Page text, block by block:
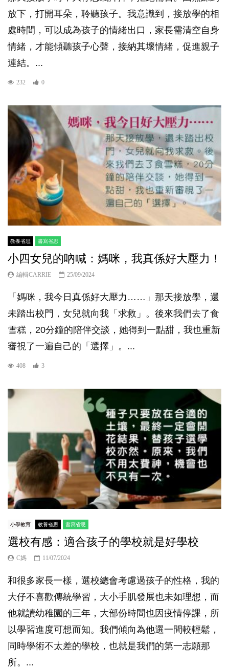
放下，打開耳朵，聆聽孩子。我意識到，接放學的相
處時間，可以成為孩子的情緒出口，家長需清空自身
情緒，才能傾聽孩子心聲，接納其壞情緒，促進親子
連結。...
232 0
教養省思 書寫省思
小四女兒的吶喊：媽咪，我真係好大壓力！
編輯CARRIE 25/09/2024
「媽咪，我今日真係好大壓力……」那天接放學，還
未踏出校門，女兒就向我「求救」。後來我們去了食
雪糕，20分鐘的陪伴交談，她得到一點甜，我也重新
審視了一遍自己的「選擇」。...
408 3
小學教育 教養省思 書寫省思
選校有感：適合孩子的學校就是好學校
C媽 11/07/2024
和很多家長一樣，選校總會考慮過孩子的性格，我的
大仔不喜歡傳統學習，大小手肌發展也未如理想，而
他就讀幼稚園的三年，大部份時間也因疫情停課，所
以學習進度可想而知。我們傾向為他選一間較輕鬆，
同時學術不太差的學校，也就是我們的第一志願那
所。...